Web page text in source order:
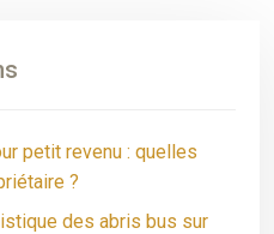
petit revenu : quelles
?
des abris bus sur